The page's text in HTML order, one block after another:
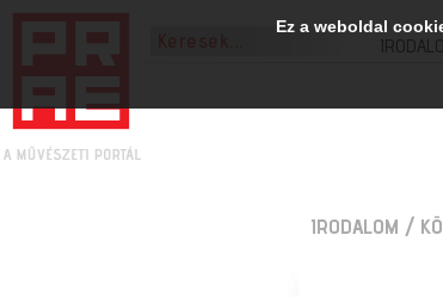
IRODALOM /
Ez a weboldal